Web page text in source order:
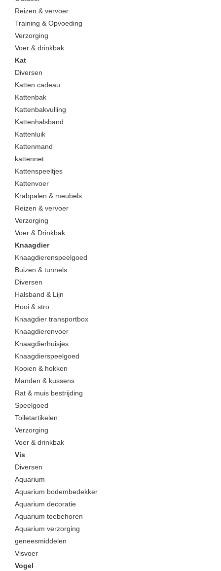
Reizen & vervoer
Training & Opvoeding
Verzorging
Voer & drinkbak
Kat
Diversen
Katten cadeau
Kattenbak
Kattenbakvulling
Kattenhalsband
Kattenluik
Kattenmand
kattennet
Kattenspeeltjes
Kattenvoer
Krabpalen & meubels
Reizen & vervoer
Verzorging
Voer & Drinkbak
Knaagdier
Knaagdierenspeelgoed
Buizen & tunnels
Diversen
Halsband & Lijn
Hooi & stro
Knaagdier transportbox
Knaagdierenvoer
Knaagdierhuisjes
Knaagdierspeelgoed
Kooien & hokken
Manden & kussens
Rat & muis bestrijding
Speelgoed
Toiletartikelen
Verzorging
Voer & drinkbak
Vis
Diversen
Aquarium
Aquarium bodembedekker
Aquarium decoratie
Aquarium toebehoren
Aquarium verzorging
geneesmiddelen
Visvoer
Vogel